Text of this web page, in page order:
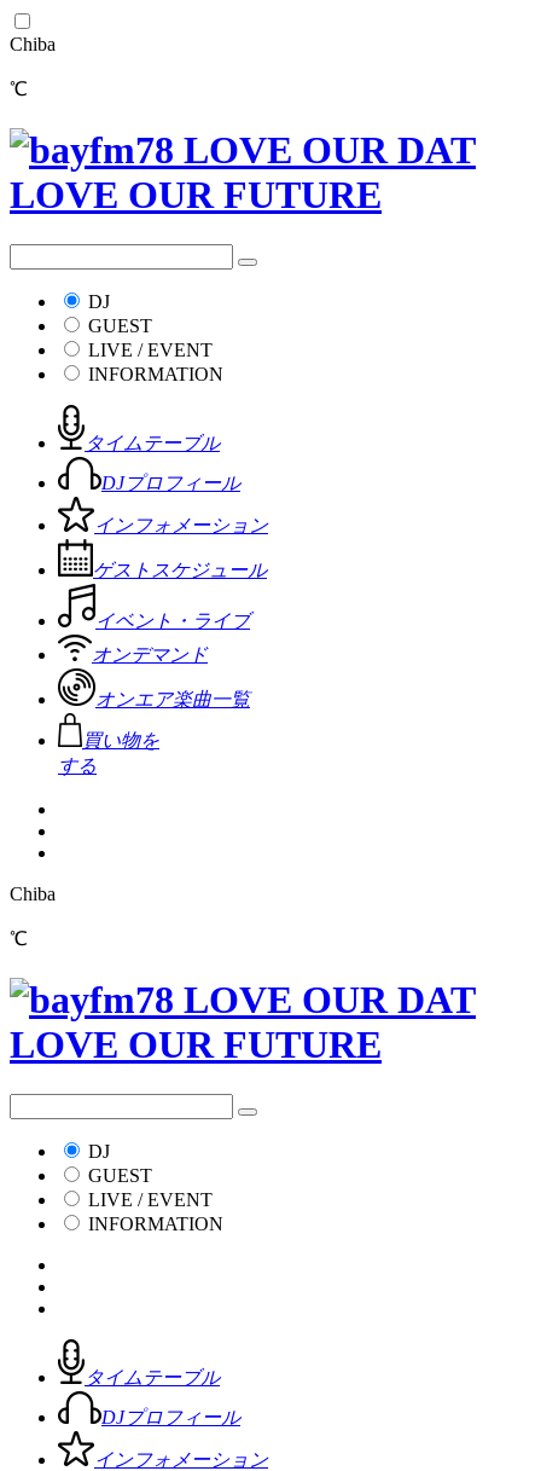
Chiba
℃
DJ
GUEST
LIVE / EVENT
INFORMATION
タイムテーブル
DJプロフィール
インフォメーション
ゲストスケジュール
イベント・ライブ
オンデマンド
オンエア楽曲一覧
買い物を
する
Chiba
℃
DJ
GUEST
LIVE / EVENT
INFORMATION
タイムテーブル
DJプロフィール
インフォメーション